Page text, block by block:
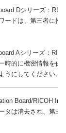
Dシリーズ：
ードは、第三者に推
Aシリーズ：
時的に機密情報を保
うにしてください。
Board/RICOH
タは消去され、第三